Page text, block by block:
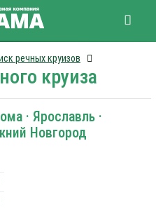
речных круизов
круиза
· Ярославль ·
Новгород